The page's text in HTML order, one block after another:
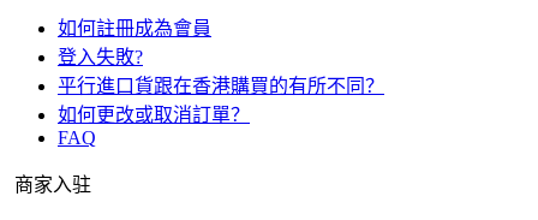
如何註冊成為會員
登入失敗?
平行進口貨跟在香港購買的有所不同？
如何更改或取消訂單？
FAQ
商家入驻